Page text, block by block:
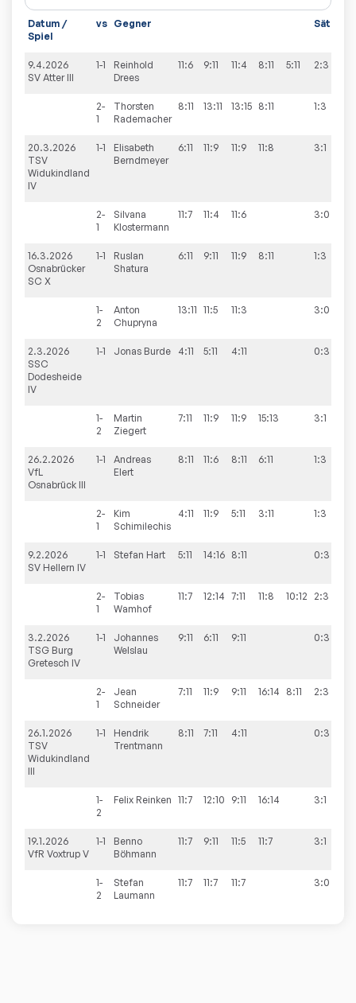
Datum /
Spiel
vs Gegner Sätze
9.4.2026
SV Atter III
1-1
Reinhold
Drees
11:6 9:11 11:4 8:11 5:11 2:3
2-
1
Thorsten
Rademacher
8:11 13:11 13:15 8:11 1:3
20.3.2026
TSV
Widukindland
IV
1-1
Elisabeth
Berndmeyer
6:11 11:9 11:9 11:8 3:1
2-
1
Silvana
Klostermann
11:7 11:4 11:6 3:0
16.3.2026
Osnabrücker
SC X
1-1
Ruslan
Shatura
6:11 9:11 11:9 8:11 1:3
1-
2
Anton
Chupryna
13:11 11:5 11:3 3:0
2.3.2026
SSC
Dodesheide
IV
1-1 Jonas Burde 4:11 5:11 4:11 0:3
1-
2
Martin
Ziegert
7:11 11:9 11:9 15:13 3:1
26.2.2026
VfL
Osnabrück III
1-1
Andreas
Elert
8:11 11:6 8:11 6:11 1:3
2-
1
Kim
Schimilechis
4:11 11:9 5:11 3:11 1:3
9.2.2026
SV Hellern IV
1-1 Stefan Hart 5:11 14:16 8:11 0:3
2-
1
Tobias
Wamhof
11:7 12:14 7:11 11:8 10:12 2:3
3.2.2026
TSG Burg
Gretesch IV
1-1
Johannes
Welslau
9:11 6:11 9:11 0:3
2-
1
Jean
Schneider
7:11 11:9 9:11 16:14 8:11 2:3
26.1.2026
TSV
Widukindland
III
1-1
Hendrik
Trentmann
8:11 7:11 4:11 0:3
1-
2
Felix Reinken 11:7 12:10 9:11 16:14 3:1
19.1.2026
VfR Voxtrup V
1-1
Benno
Böhmann
11:7 9:11 11:5 11:7 3:1
1-
2
Stefan
Laumann
11:7 11:7 11:7 3:0